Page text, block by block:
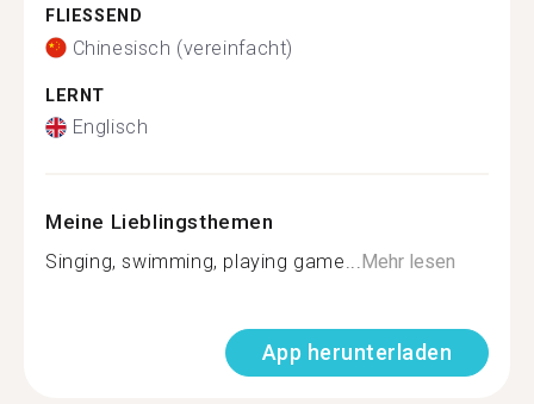
FLIESSEND
Chinesisch (vereinfacht)
LERNT
Englisch
Meine Lieblingsthemen
Singing, swimming, playing game...Mehr lesen
App herunterladen